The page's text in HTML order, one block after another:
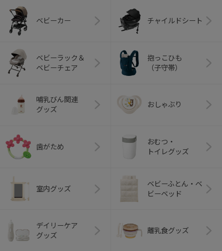
ベビーカー チャイルドシート
ベビーラック＆
ベビーチェア
抱っこひも
（子守帯）
哺乳びん関連
グッズ
おしゃぶり
歯がため
おむつ・
トイレグッズ
室内グッズ
ベビーふとん・ベ
ビーベッド
デイリーケア
グッズ
離乳食グッズ